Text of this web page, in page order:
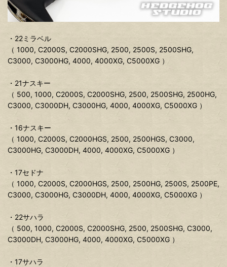
・22ミラベル
（ 1000, C2000S, C2000SHG, 2500, 2500S, 2500SHG,
C3000, C3000HG, 4000, 4000XG, C5000XG ）
・21ナスキー
（ 500, 1000, C2000S, C2000SHG, 2500, 2500SHG, 2500HG,
C3000, C3000DH, C3000HG, 4000, 4000XG, C5000XG ）
・16ナスキー
（ 1000, C2000S, C2000HGS, 2500, 2500HGS, C3000,
C3000HG, C3000DH, 4000, 4000XG, C5000XG ）
・17セドナ
（ 1000, C2000S, C2000HGS, 2500, 2500HG, 2500S, 2500PE,
C3000, C3000HG, C3000DH, 4000, 4000XG, C5000XG ）
・22サハラ
（ 500, 1000, C2000S, C2000SHG, 2500, 2500SHG, C3000,
C3000DH, C3000HG, 4000, 4000XG, C5000XG ）
・17サハラ